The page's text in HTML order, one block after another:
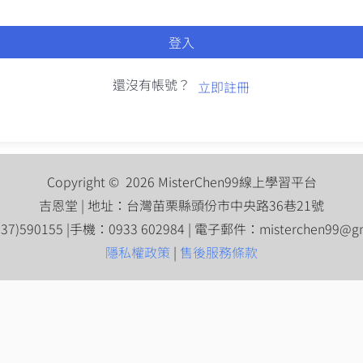
登入
還沒有帳號？ 立即註冊
Copyright © 2026 MisterChen99線上學習平台
吉恩堂 | 地址：台灣苗栗縣頭份市中央路36巷21號
|手機：0933 602984 | 電子郵件：
隱私權政策 | 售後服務條款